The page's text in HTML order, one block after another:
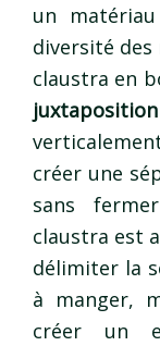
un
diversité des
claustra en
créer une
sans
claustra est
délimiter la
à manger,
créer un